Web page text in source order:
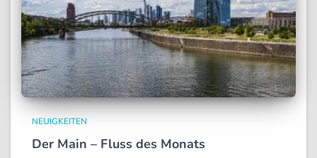
NEUIGKEITEN
Der Main – Fluss des Monats